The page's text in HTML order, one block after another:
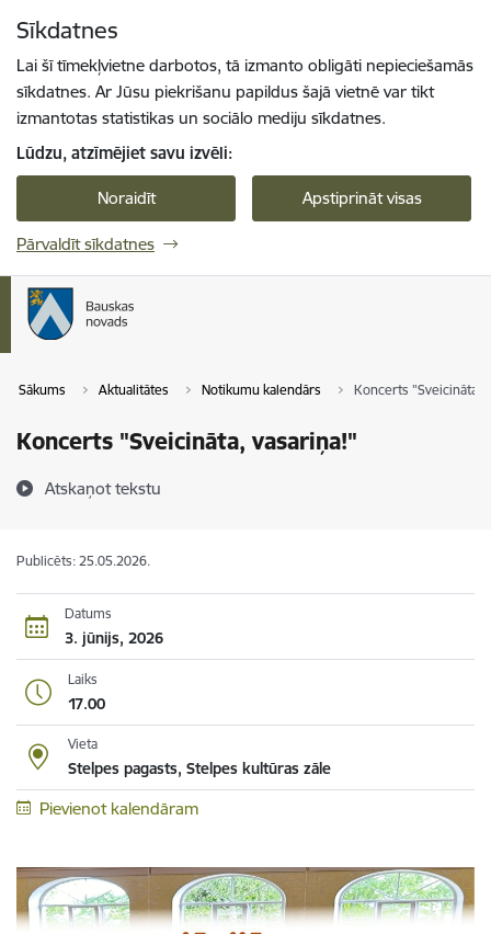
Sīkdatnes
Lai šī tīmekļvietne darbotos, tā izmanto obligāti nepieciešamās
sīkdatnes. Ar Jūsu piekrišanu papildus šajā vietnē var tikt
izmantotas statistikas un sociālo mediju sīkdatnes.
Lūdzu, atzīmējiet savu izvēli:
Noraidīt Apstiprināt visas
Pārvaldīt sīkdatnes
Sākums Aktualitātes Notikumu kalendārs Koncerts "Sveicināta,
Koncerts "Sveicināta, vasariņa!"
Atskaņot tekstu
Publicēts: 25.05.2026.
Datums
3. jūnijs, 2026
Laiks
17.00
Vieta
Stelpes pagasts, Stelpes kultūras zāle
Pievienot kalendāram